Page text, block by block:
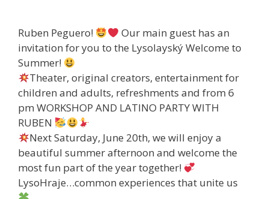
Ruben Peguero!
Our main guest has an
invitation for you to the Lysolayský Welcome to
Summer!
Theater, original creators, entertainment for
children and adults, refreshments and from 6
pm WORKSHOP AND LATINO PARTY WITH
RUBEN
Next Saturday, June 20th, we will enjoy a
beautiful summer afternoon and welcome the
most fun part of the year together!
LysoHraje…common experiences that unite us